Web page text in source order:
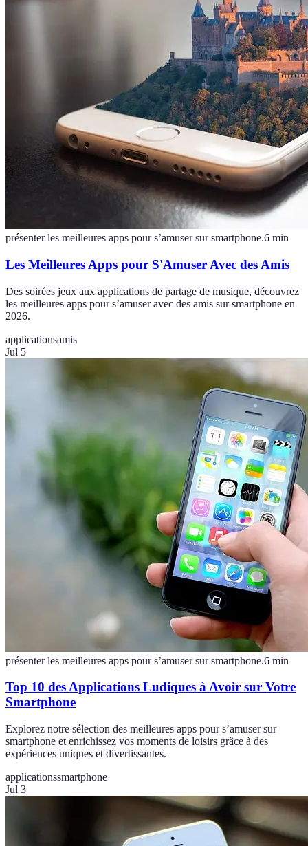
présenter les meilleures apps pour s’amuser sur smartphone.6 min
Les Meilleures Apps pour S'Amuser Avec des Amis
Des soirées jeux aux applications de partage de musique, découvrez
les meilleures apps pour s’amuser avec des amis sur smartphone en
2026.
applicationsamis
Jul 5
présenter les meilleures apps pour s’amuser sur smartphone.6 min
Top 10 des Applications Ludiques à Avoir sur Votre
Smartphone
Explorez notre sélection des meilleures apps pour s’amuser sur
smartphone et enrichissez vos moments de loisirs grâce à des
expériences uniques et divertissantes.
applicationssmartphone
Jul 3